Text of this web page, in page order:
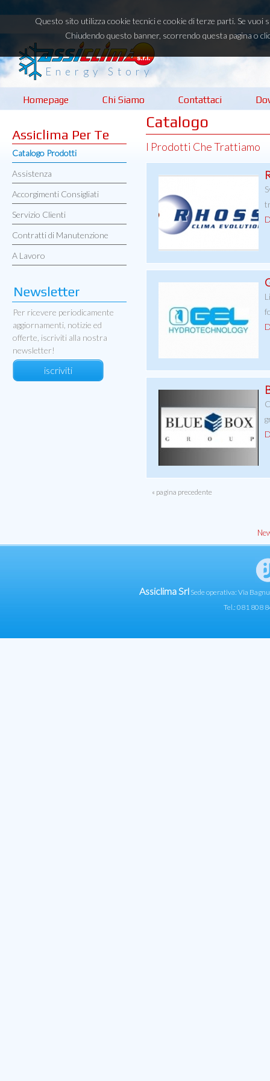
Questo sito utilizza cookie tecnici e cookie di terze parti. Se vuoi
Chiudendo questo banner, scorrendo questa pagina o
Energy Story
Homepage Chi Siamo Contattaci
Catalogo
I Prodotti Che Trattiamo
« pagina precedente
Assiclima Per Te
Catalogo Prodotti
Assistenza
Accorgimenti Consigliati
Servizio Clienti
Contratti di Manutenzione
A Lavoro
Per ricevere periodicamente
aggiornamenti, notizie ed
offerte, iscriviti alla nostra
newsletter!
iscriviti
Assiclima Srl Sede operativa: Via
Tel.: 081 808